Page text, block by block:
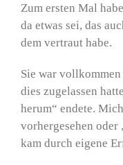
Zum ersten Mal
da etwas sei, das
dem vertraut habe.
Sie war
dies zugelassen
herum“ endete.
vorhergesehen oder
kam durch eigene